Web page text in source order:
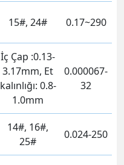
15#, 24# 0.17~290
İç Çap :0.13-
3.17mm, Et
kalınlığı: 0.8-
1.0mm
0.000067-
32
14#, 16#,
25#
0.024-250